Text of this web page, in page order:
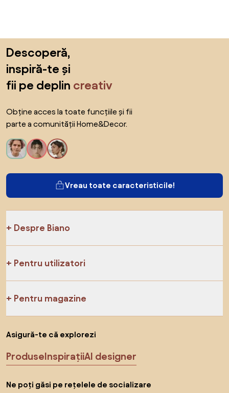
Descoperă,
inspiră-te și
fii pe deplin creativ
Obține acces la toate funcțiile și fii
parte a comunității Home&Decor.
Vreau toate caracteristicile!
Despre Biano
Pentru utilizatori
Pentru magazine
Asigură-te că explorezi
ProduseInspirațiiAI designer
Ne poți găsi pe rețelele de socializare